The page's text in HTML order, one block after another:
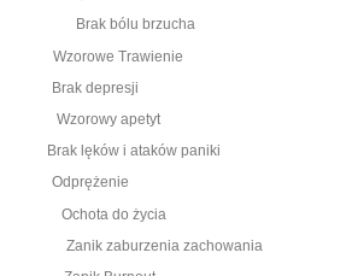
Brak bólu brzucha
Trawienie
depresji
apetyt
i ataków paniki
do życia
zaburzenia zachowania